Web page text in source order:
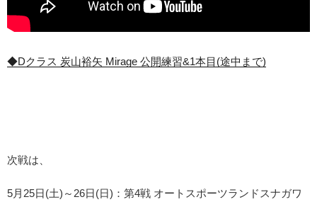
◆Dクラス 炭山裕矢 Mirage 公開練習&1本目(途中まで)
次戦は、
5月25日(土)～26日(日)：第4戦 オートスポーツランドスナガワ